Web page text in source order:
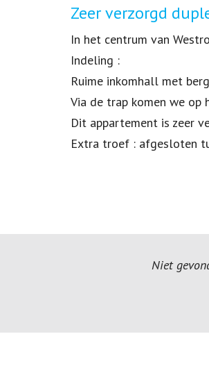
Omschrijving
Zeer verzorgd
In het centrum van
Indeling :
Ruime inkomhall met
Via de trap komen we op
Dit appartement is zeer
Extra troef : afgesloten
Niet